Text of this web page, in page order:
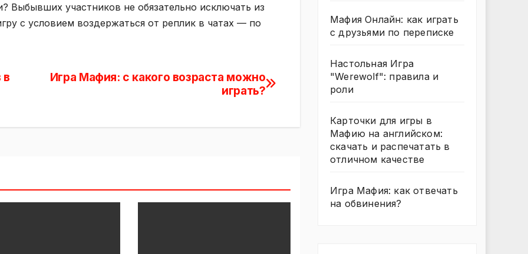
Выбывших участников не обязательно исключать из
с условием воздержаться от реплик в чатах — по
Игра Мафия: с какого возраста можно
играть?
в
Мафия Онлайн: как играть
с друзьями по переписке
Настольная Игра
"Werewolf": правила и
роли
Карточки для игры в
Мафию на английском:
скачать и распечатать в
отличном качестве
Игра Мафия: как отвечать
на обвинения?